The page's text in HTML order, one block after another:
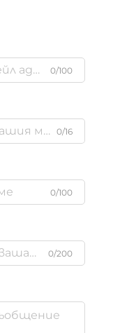
0/100
0/16
0/100
0/200